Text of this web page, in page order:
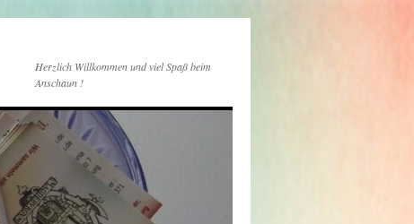
Herzlich Willkommen und viel Spaß beim
Anschaun !